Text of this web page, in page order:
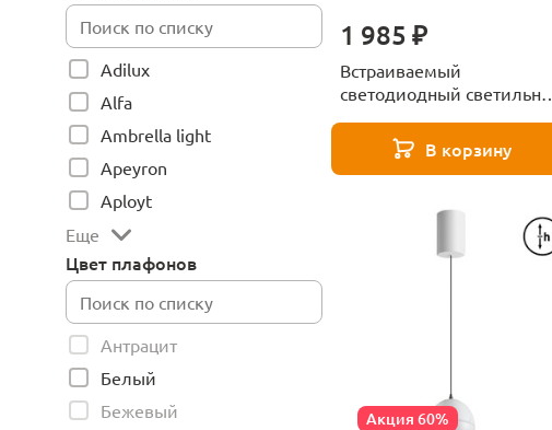
Adilux
Alfa
Ambrella light
Apeyron
Aployt
Еще
Цвет плафонов
Антрацит
Белый
Бежевый
1 985 ₽
Встраиваемый
светодиодный светильник
В корзину
Акция 60%